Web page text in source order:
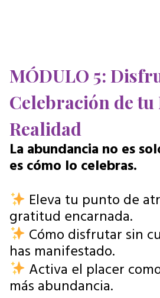
MÓDULO 5:
Celebración de tu
Realidad
La abundancia no es
es cómo lo celebras.
Eleva tu punto de
gratitud encarnada.
Cómo disfrutar sin
has manifestado.
Activa el placer
más abundancia.